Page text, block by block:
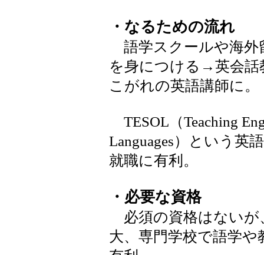
・なるための流れ
語学スクールや海外
を身につける→英会
こがれの英語講師に。
TESOL（Teaching
Languages）という英
就職に有利。
・必要な資格
必須の資格はないが
大、専門学校で語学